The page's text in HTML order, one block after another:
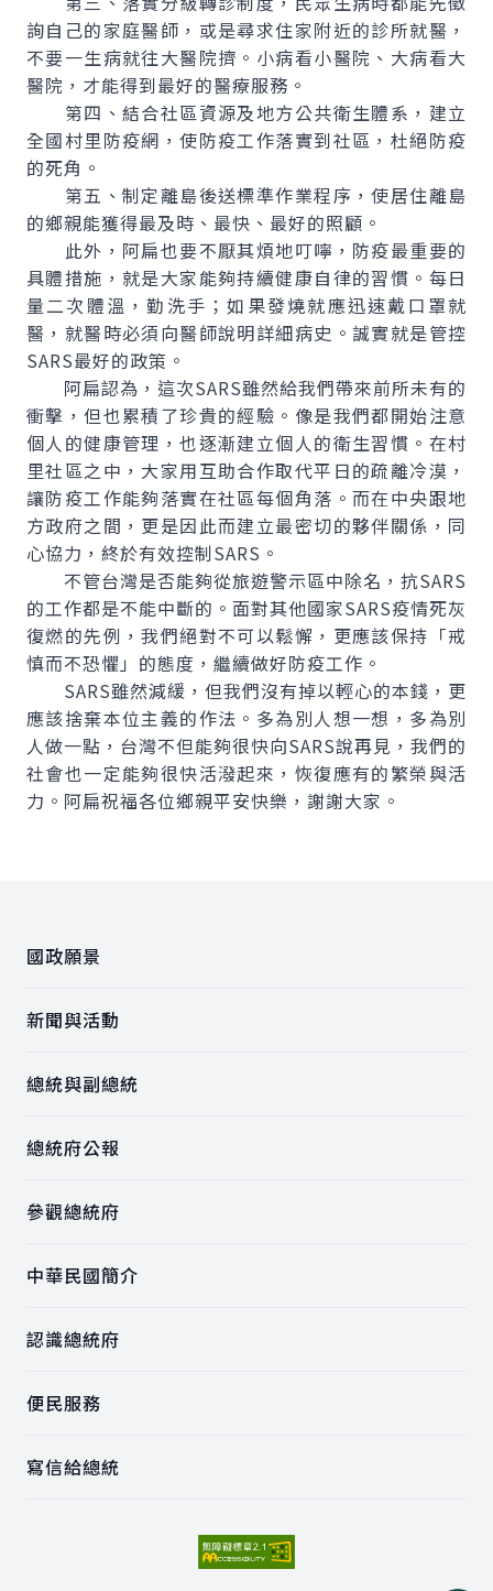
詢自己的家庭醫師，或是尋求住家附近的診所就醫，
不要一生病就往大醫院擠。小病看小醫院、大病看大
醫院，才能得到最好的醫療服務。
第四、結合社區資源及地方公共衛生體系，建立
全國村里防疫網，使防疫工作落實到社區，杜絕防疫
的死角。
第五、制定離島後送標準作業程序，使居住離島
的鄉親能獲得最及時、最快、最好的照顧。
此外，阿扁也要不厭其煩地叮嚀，防疫最重要的
具體措施，就是大家能夠持續健康自律的習慣。每日
量二次體溫，勤洗手；如果發燒就應迅速戴口罩就
醫，就醫時必須向醫師說明詳細病史。誠實就是管控
SARS最好的政策。
阿扁認為，這次SARS雖然給我們帶來前所未有的
衝擊，但也累積了珍貴的經驗。像是我們都開始注意
個人的健康管理，也逐漸建立個人的衛生習慣。在村
里社區之中，大家用互助合作取代平日的疏離冷漠，
讓防疫工作能夠落實在社區每個角落。而在中央跟地
方政府之間，更是因此而建立最密切的夥伴關係，同
心協力，終於有效控制SARS。
不管台灣是否能夠從旅遊警示區中除名，抗SARS
的工作都是不能中斷的。面對其他國家SARS疫情死灰
復燃的先例，我們絕對不可以鬆懈，更應該保持「戒
慎而不恐懼」的態度，繼續做好防疫工作。
SARS雖然減緩，但我們沒有掉以輕心的本錢，更
應該捨棄本位主義的作法。多為別人想一想，多為別
人做一點，台灣不但能夠很快向SARS說再見，我們的
社會也一定能夠很快活潑起來，恢復應有的繁榮與活
力。阿扁祝福各位鄉親平安快樂，謝謝大家。
國政願景
新聞與活動
總統與副總統
總統府公報
參觀總統府
中華民國簡介
認識總統府
便民服務
寫信給總統